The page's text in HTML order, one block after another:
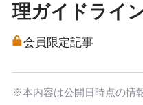
理ガイドライ
会員限定記事
※本内容は公開日時点の情